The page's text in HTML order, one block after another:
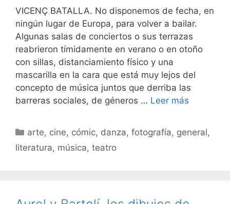
VICENÇ BATALLA. No disponemos de fecha, en
ningún lugar de Europa, para volver a bailar.
Algunas salas de conciertos o sus terrazas
reabrieron tímidamente en verano o en otoño
con sillas, distanciamiento físico y una
mascarilla en la cara que está muy lejos del
concepto de música juntos que derriba las
barreras sociales, de géneros … Leer más
Categorías
arte, cine, cómic, danza,fotografía, general,
literatura, música, teatro